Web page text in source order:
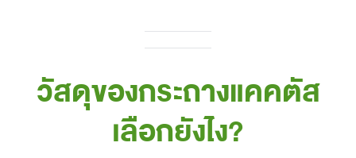
วัสดุของกระถางแคคตัส
เลือกยังไง?